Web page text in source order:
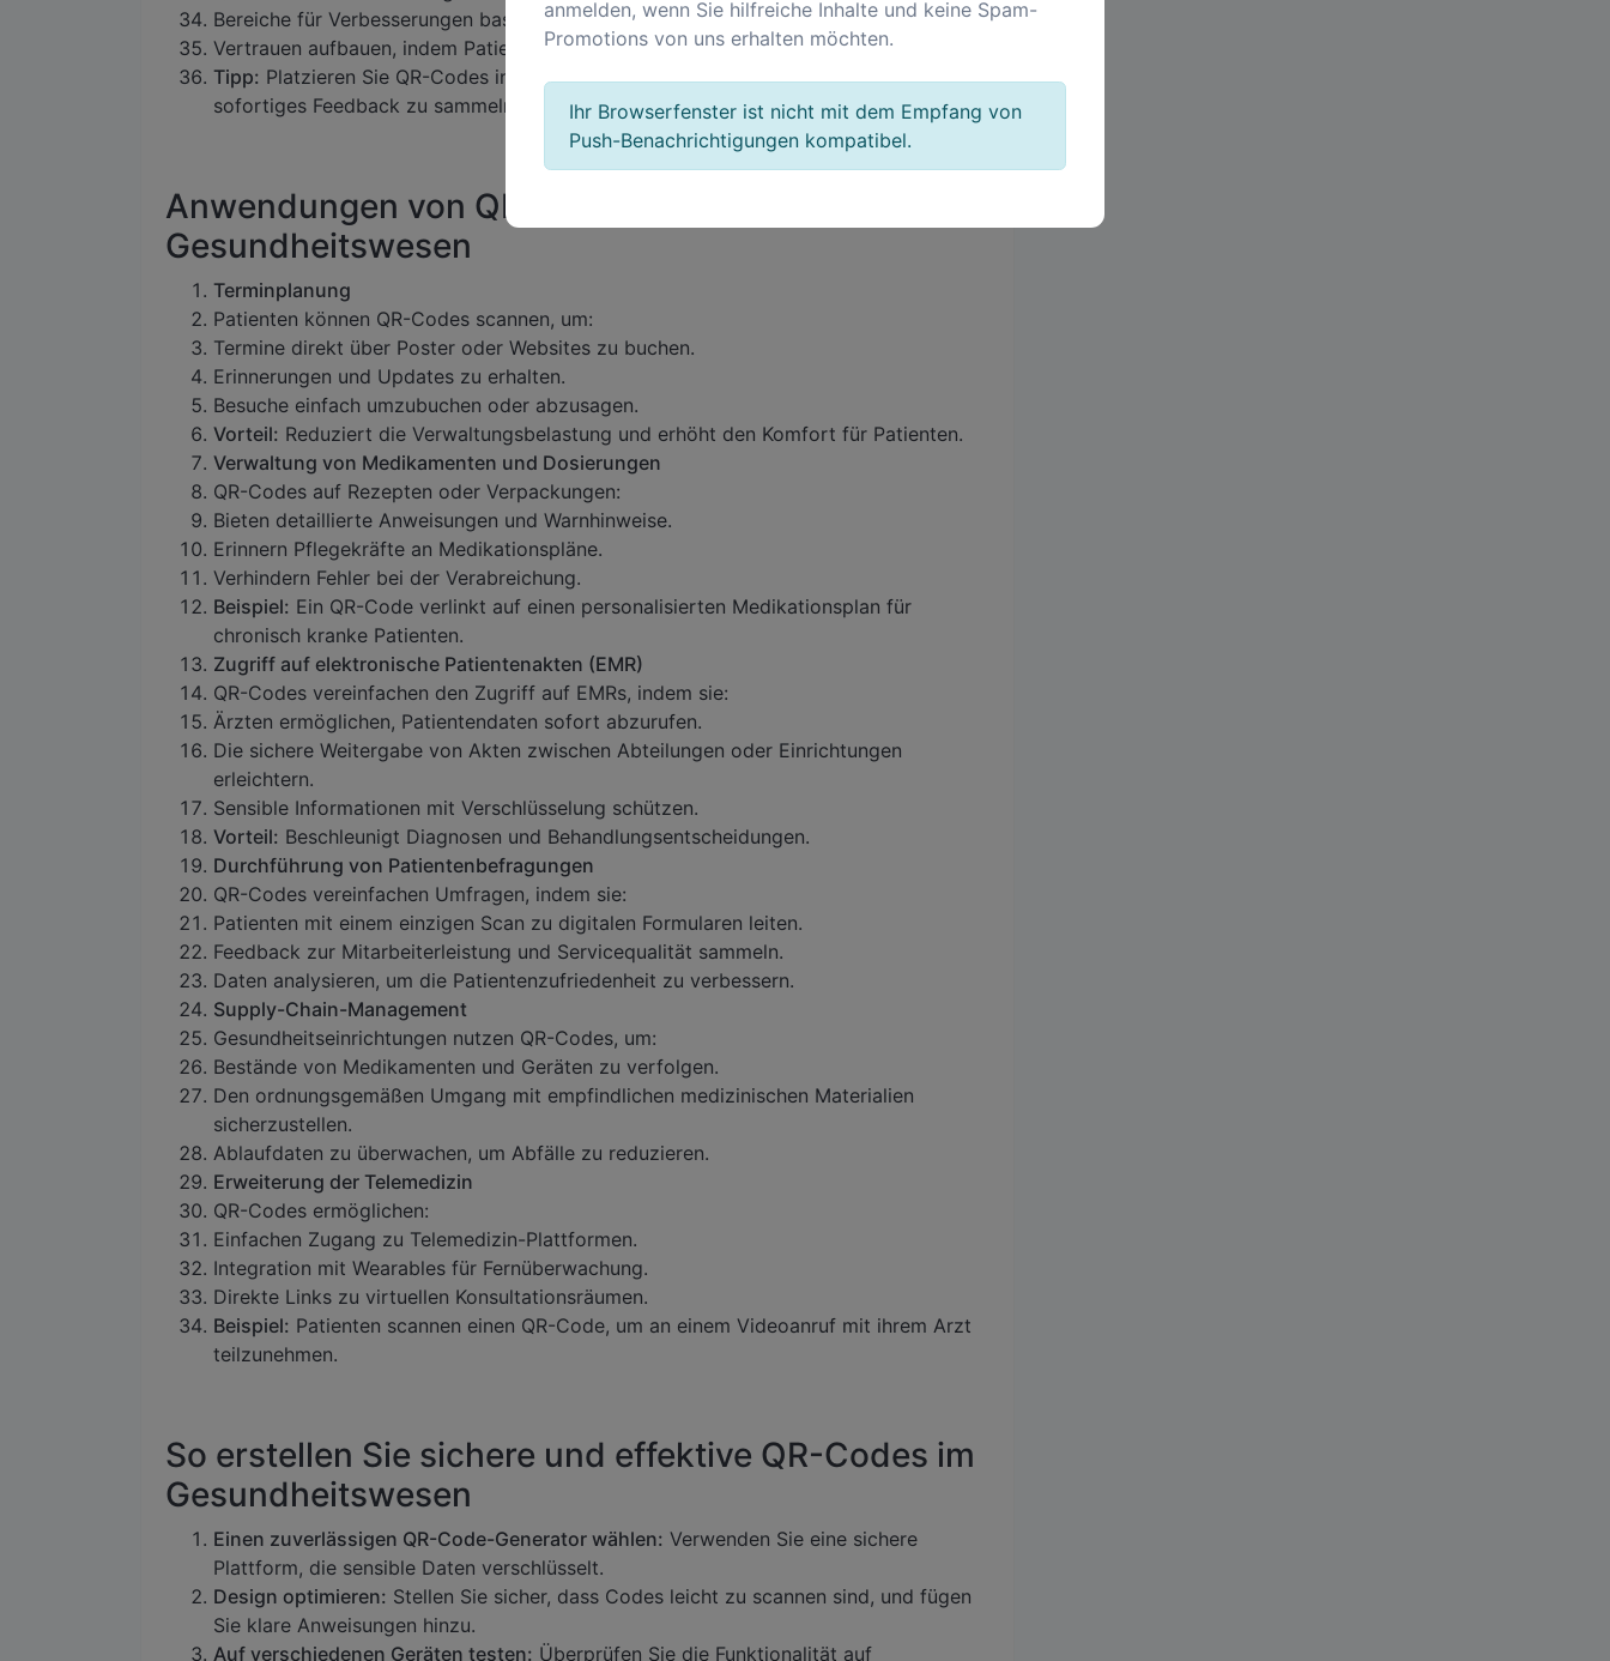
Bereiche für Verbesserungen basierend auf Echtzeit-Feedback identifizieren.
Vertrauen aufbauen, indem Patientenbedenken umgehend angesprochen werden.
Tipp: Platzieren Sie QR-Codes in Wartebereichen oder auf Entlassungspapieren, um
sofortiges Feedback zu sammeln.
Anwendungen von QR-Codes im
Gesundheitswesen
Terminplanung
Patienten können QR-Codes scannen, um:
Termine direkt über Poster oder Websites zu buchen.
Erinnerungen und Updates zu erhalten.
Besuche einfach umzubuchen oder abzusagen.
Vorteil: Reduziert die Verwaltungsbelastung und erhöht den Komfort für Patienten.
Verwaltung von Medikamenten und Dosierungen
QR-Codes auf Rezepten oder Verpackungen:
Bieten detaillierte Anweisungen und Warnhinweise.
Erinnern Pflegekräfte an Medikationspläne.
Verhindern Fehler bei der Verabreichung.
Beispiel: Ein QR-Code verlinkt auf einen personalisierten Medikationsplan für
chronisch kranke Patienten.
Zugriff auf elektronische Patientenakten (EMR)
QR-Codes vereinfachen den Zugriff auf EMRs, indem sie:
Ärzten ermöglichen, Patientendaten sofort abzurufen.
Die sichere Weitergabe von Akten zwischen Abteilungen oder Einrichtungen
erleichtern.
Sensible Informationen mit Verschlüsselung schützen.
Vorteil: Beschleunigt Diagnosen und Behandlungsentscheidungen.
Durchführung von Patientenbefragungen
QR-Codes vereinfachen Umfragen, indem sie:
Patienten mit einem einzigen Scan zu digitalen Formularen leiten.
Feedback zur Mitarbeiterleistung und Servicequalität sammeln.
Daten analysieren, um die Patientenzufriedenheit zu verbessern.
Supply-Chain-Management
Gesundheitseinrichtungen nutzen QR-Codes, um:
Bestände von Medikamenten und Geräten zu verfolgen.
Den ordnungsgemäßen Umgang mit empfindlichen medizinischen Materialien
sicherzustellen.
Ablaufdaten zu überwachen, um Abfälle zu reduzieren.
Erweiterung der Telemedizin
QR-Codes ermöglichen:
Einfachen Zugang zu Telemedizin-Plattformen.
Integration mit Wearables für Fernüberwachung.
Direkte Links zu virtuellen Konsultationsräumen.
Beispiel: Patienten scannen einen QR-Code, um an einem Videoanruf mit ihrem Arzt
teilzunehmen.
So erstellen Sie sichere und effektive QR-Codes im
Gesundheitswesen
Einen zuverlässigen QR-Code-Generator wählen: Verwenden Sie eine sichere
Plattform, die sensible Daten verschlüsselt.
Design optimieren: Stellen Sie sicher, dass Codes leicht zu scannen sind, und fügen
Sie klare Anweisungen hinzu.
Auf verschiedenen Geräten testen: Überprüfen Sie die Funktionalität auf
anmelden, wenn Sie hilfreiche Inhalte und keine Spam-
Promotions von uns erhalten möchten.
Ihr Browserfenster ist nicht mit dem Empfang von
Push-Benachrichtigungen kompatibel.